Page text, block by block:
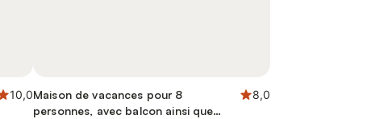
10,0Maison de vacances pour 8
personnes, avec balcon ainsi que
8,0